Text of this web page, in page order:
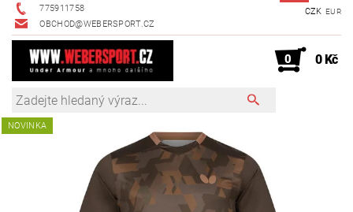
775911758
OBCHOD@WEBERSPORT.CZ
CZK EUR
0 0 Kč
NOVINKA